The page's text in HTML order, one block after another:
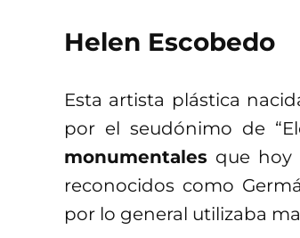
Helen Escobedo
Esta artista plástica
por el seudónimo de
monumentales que hoy
reconocidos como
por lo general utilizaba